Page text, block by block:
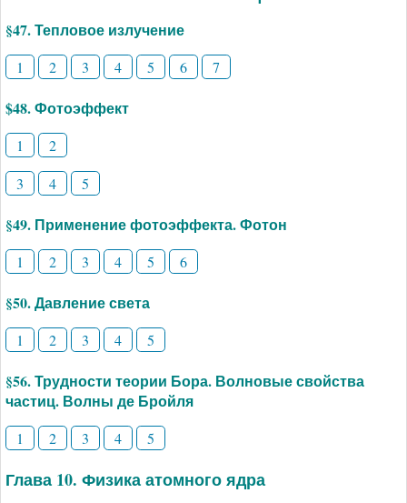
§47. Тепловое излучение
1 2 3 4 5 6 7
$48. Фотоэффект
1
2
3
4 5
§49. Применение фотоэффекта. Фотон
1 2 3 4 5 6
§50. Давление света
1 2 3 4 5
§56. Трудности теории Бора. Волновые свойства
частиц. Волны де Бройля
1 2 3 4 5
Глава 10. Физика атомного ядра